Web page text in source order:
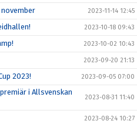
2023-11-14 12:45
2023-10-18 09:43
2023-10-02 10:43
2023-09-20 21:13
2023! 2023-09-05 07:00
i Allsvenskan
2023-08-31 11:40
2023-08-24 10:27